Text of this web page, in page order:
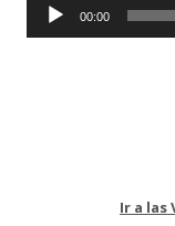
00:00
Ir a las